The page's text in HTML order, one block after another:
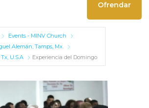
Ofrendar
Events - MINV Church
Alemán, Tamps, Mx.
U.S.A
Experiencia del Domingo